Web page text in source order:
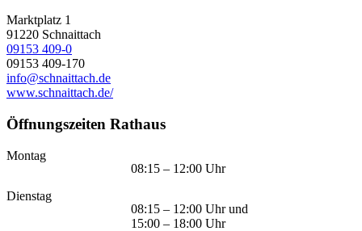
Marktplatz 1
91220 Schnaittach
09153 409-0
09153 409-170
info@schnaittach.de
www.schnaittach.de/
Öffnungszeiten Rathaus
Montag
08:15 – 12:00 Uhr
Dienstag
08:15 – 12:00 Uhr und
15:00 – 18:00 Uhr